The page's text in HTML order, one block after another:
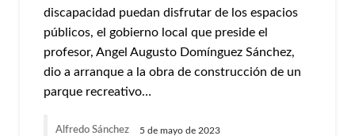
discapacidad puedan disfrutar de los espacios
públicos, el gobierno local que preside el
profesor, Angel Augusto Domínguez Sánchez,
dio a arranque a la obra de construcción de un
parque recreativo…
Alfredo Sánchez 5 de mayo de 2023